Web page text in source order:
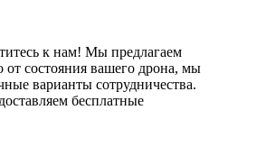
к нам! Мы предлагаем
состояния вашего дрона, мы
варианты сотрудничества.
бесплатные